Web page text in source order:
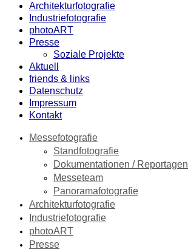
Architekturfotografie
Industriefotografie
photoART
Presse
Soziale Projekte
Aktuell
friends & links
Datenschutz
Impressum
Kontakt
Messefotografie
Standfotografie
Dokumentationen / Reportagen
Messeteam
Panoramafotografie
Architekturfotografie
Industriefotografie
photoART
Presse